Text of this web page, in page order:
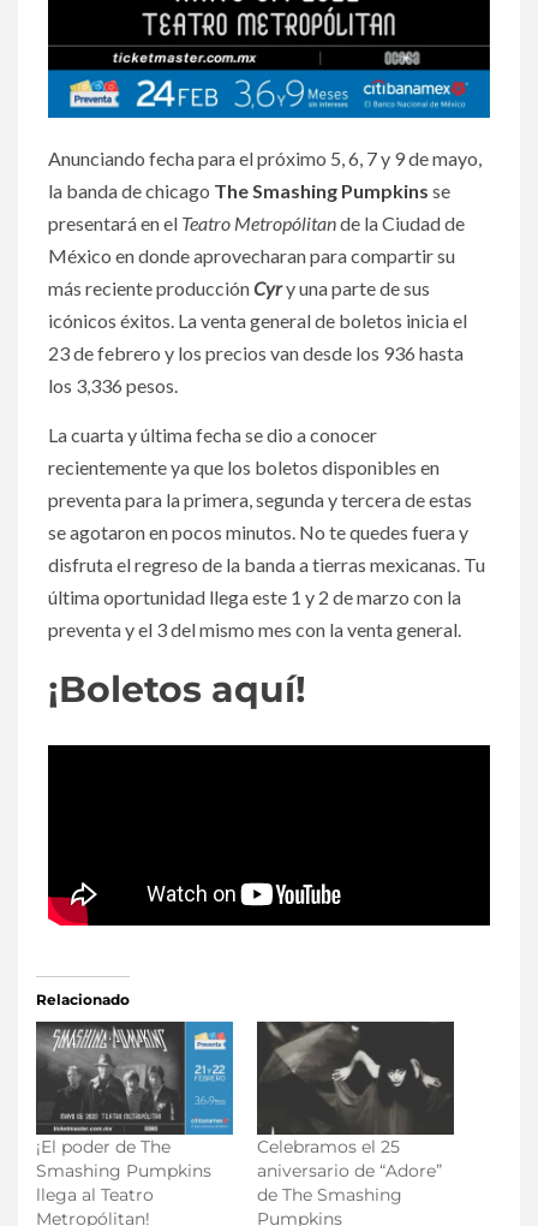
Anunciando fecha para el próximo 5, 6, 7 y 9 de mayo,
la banda de chicago The Smashing Pumpkins se
presentará en el Teatro Metropólitande la Ciudad de
México en donde aprovecharan para compartir su
más reciente producciónCyry una parte de sus
icónicos éxitos. La venta general de boletos inicia el
23 de febrero y los precios van desde los 936 hasta
los 3,336 pesos.
La cuarta y última fecha se dio a conocer
recientemente ya que los boletos disponibles en
preventa para la primera, segunda y tercera de estas
se agotaron en pocos minutos. No te quedes fuera y
disfruta el regreso de la banda a tierras mexicanas. Tu
última oportunidad llega este 1 y 2 de marzo con la
preventa y el 3 del mismo mes con la venta general.
¡Boletos aquí!
Relacionado
¡El poder de The
Smashing Pumpkins
llega al Teatro
Metropólitan!
Celebramos el 25
aniversario de “Adore”
de The Smashing
Pumpkins